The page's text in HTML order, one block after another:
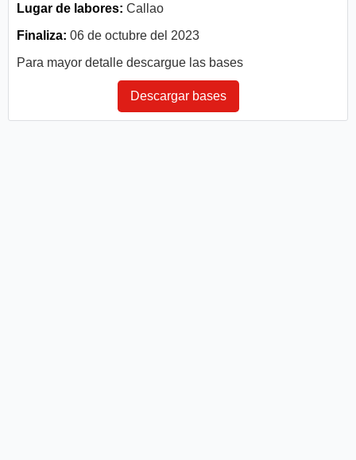
Lugar de labores: Callao
Finaliza: 06 de octubre del 2023
Para mayor detalle descargue las bases
Descargar bases